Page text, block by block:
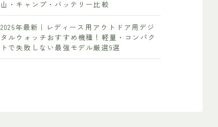
山・キャンプ・バッテリー比較
2026年最新｜レディース用アウトドア用デジ
タルウォッチおすすめ機種！軽量・コンパク
トで失敗しない最強モデル厳選9選